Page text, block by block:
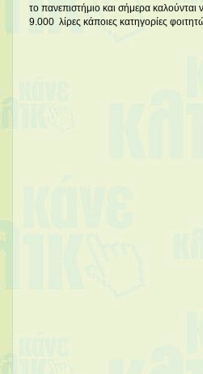
το πανεπιστήμιο και σήμερα καλούνται
9.000 λίρες κάποιες κατηγορίες